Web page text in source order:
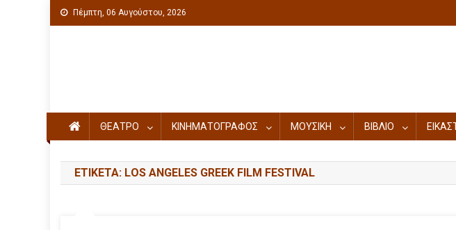
Πέμπτη, 06 Αυγούστου, 2026
ΘΕΑΤΡΟ ΚΙΝΗΜΑΤΟΓΡΑΦΟΣ ΜΟΥΣΙΚΗ ΒΙΒΛΙΟ
ΕΤΙΚΈΤΑ: LΟS ANGELES GREEK FILM FESTIVAL